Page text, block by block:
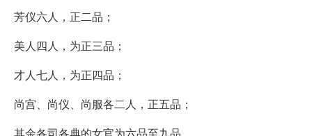
芳仪六人，正二品；
美人四人，为正三品；
才人七人，为正四品；
尚宫、尚仪、尚服各二人，正五品；